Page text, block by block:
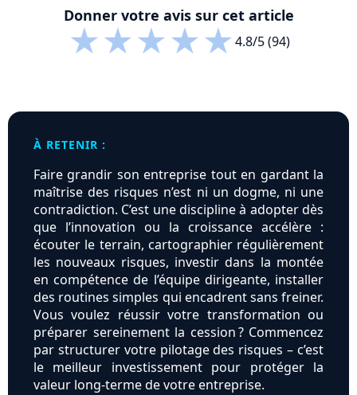
Donner votre avis sur cet article
★★★★★4.8/5 (94)
À RETENIR :
Faire grandir son entreprise tout en gardant la
maîtrise des risques n’est ni un dogme, ni une
contradiction. C’est une discipline à adopter dès
que l’innovation ou la croissance accélère :
écouter le terrain, cartographier régulièrement
les nouveaux risques, investir dans la montée
en compétence de l’équipe dirigeante, installer
des routines simples qui encadrent sans freiner.
Vous voulez réussir votre transformation ou
préparer sereinement la cession ? Commencez
par structurer votre pilotage des risques – c’est
le meilleur investissement pour protéger la
valeur long-terme de votre entreprise.